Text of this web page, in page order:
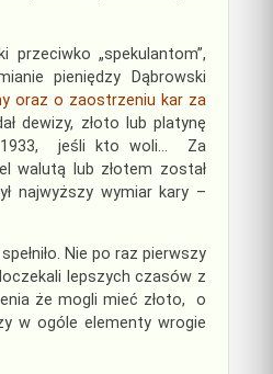
„spekulantom”,
pieniędzy Dąbrowski
oraz o zaostrzeniu kar za
dewizy, złoto lub platynę
jeśli kto woli… Za
walutą lub złotem został
najwyższy wymiar kary –
Nie po raz pierwszy
lepszych czasów z
że mogli mieć złoto, o
w ogóle elementy wrogie